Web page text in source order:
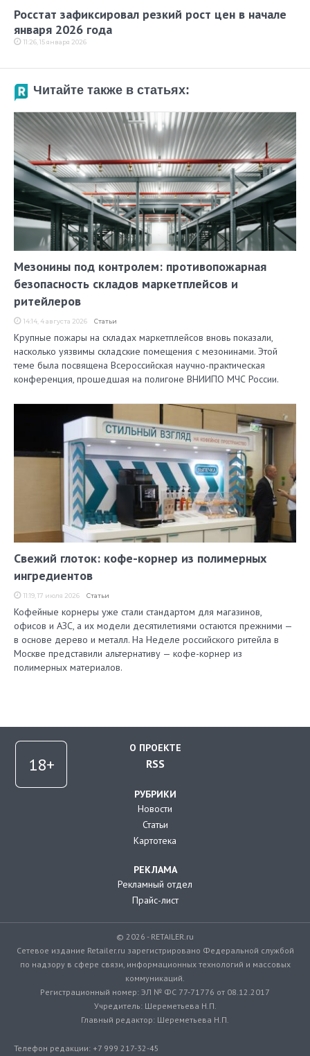
Росстат зафиксировал резкий рост цен в начале
января 2026 года
11:26, 15 января 2026
Читайте также в статьях:
Мезонины под контролем: противопожарная
безопасность складов маркетплейсов и
ритейлеров
14:14, 4 августа 2026 Статьи
Крупные пожары на складах маркетплейсов вновь показали,
насколько уязвимы складские помещения с мезонинами. Этой
теме была посвящена Всероссийская научно-практическая
конференция, прошедшая на полигоне ВНИИПО МЧС России.
Свежий глоток: кофе-корнер из полимерных
ингредиентов
11:19, 17 июля 2026 Статьи
Кофейные корнеры уже стали стандартом для магазинов,
офисов и АЗС, а их модели десятилетиями остаются прежними —
в основе дерево и металл. На Неделе российского ритейла в
Москве представили альтернативу — кофе-корнер из
полимерных материалов.
О ПРОЕКТЕ
RSS
РУБРИКИ
Новости
Статьи
Картотека
РЕКЛАМА
Рекламный отдел
Прайс-лист
© 2026 - RETAILER.ru
Сетевое издание Retailer.ru зарегистрировано Федеральной службой
по надзору в сфере связи, информационных технологий и массовых
коммуникаций.
Регистрационный номер: ЭЛ № ФС 77-71776 от 08.12.2017
Учредитель: Шереметьева Н.П.
Главный редактор: Шереметьева Н.П.
Телефон редакции: +7 999 217-32-45